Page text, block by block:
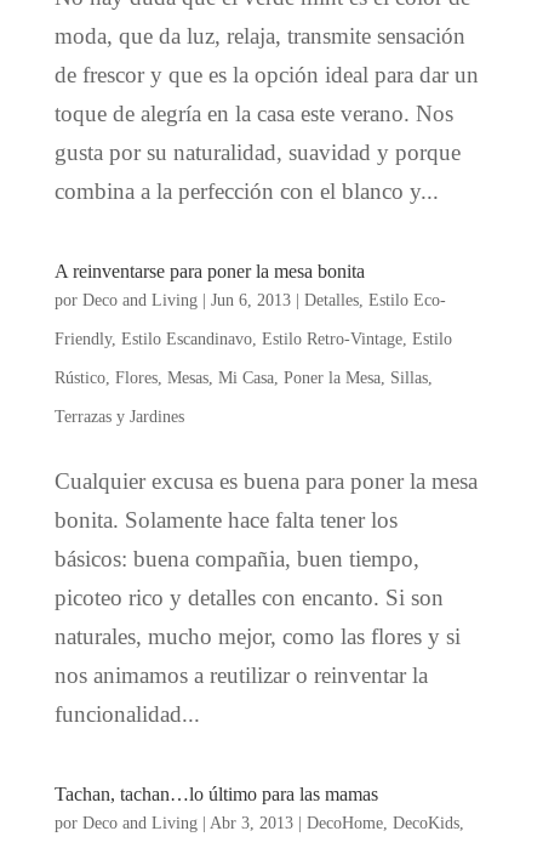
moda, que da luz, relaja, transmite sensación
de frescor y que es la opción ideal para dar un
toque de alegría en la casa este verano. Nos
gusta por su naturalidad, suavidad y porque
combina a la perfección con el blanco y...
A reinventarse para poner la mesa bonita
por Deco and Living| Jun 6, 2013| Detalles, Estilo Eco-
Friendly, Estilo Escandinavo, Estilo Retro-Vintage, Estilo
Rústico, Flores, Mesas, Mi Casa, Poner la Mesa, Sillas,
Terrazas y Jardines
Cualquier excusa es buena para poner la mesa
bonita. Solamente hace falta tener los
básicos: buena compañia, buen tiempo,
picoteo rico y detalles con encanto. Si son
naturales, mucho mejor, como las flores y si
nos animamos a reutilizar o reinventar la
funcionalidad...
Tachan, tachan…lo último para las mamas
por Deco and Living| Abr 3, 2013| DecoHome, DecoKids,